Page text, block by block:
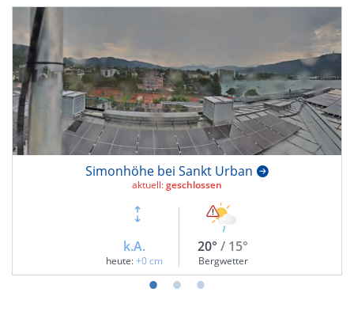
Simonhöhe bei Sankt Urban
aktuell:geschlossen
k.A.
heute:+0 cm
20° / 15°
Bergwetter